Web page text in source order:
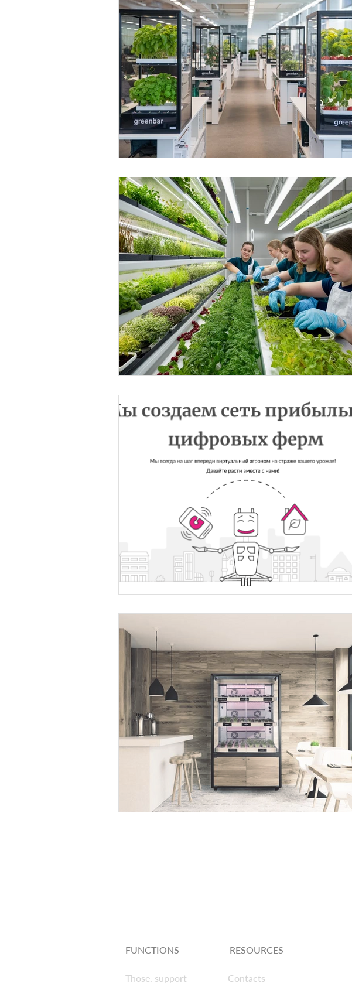
FUNCTIONS
Those. support
RESOURCES
Contacts